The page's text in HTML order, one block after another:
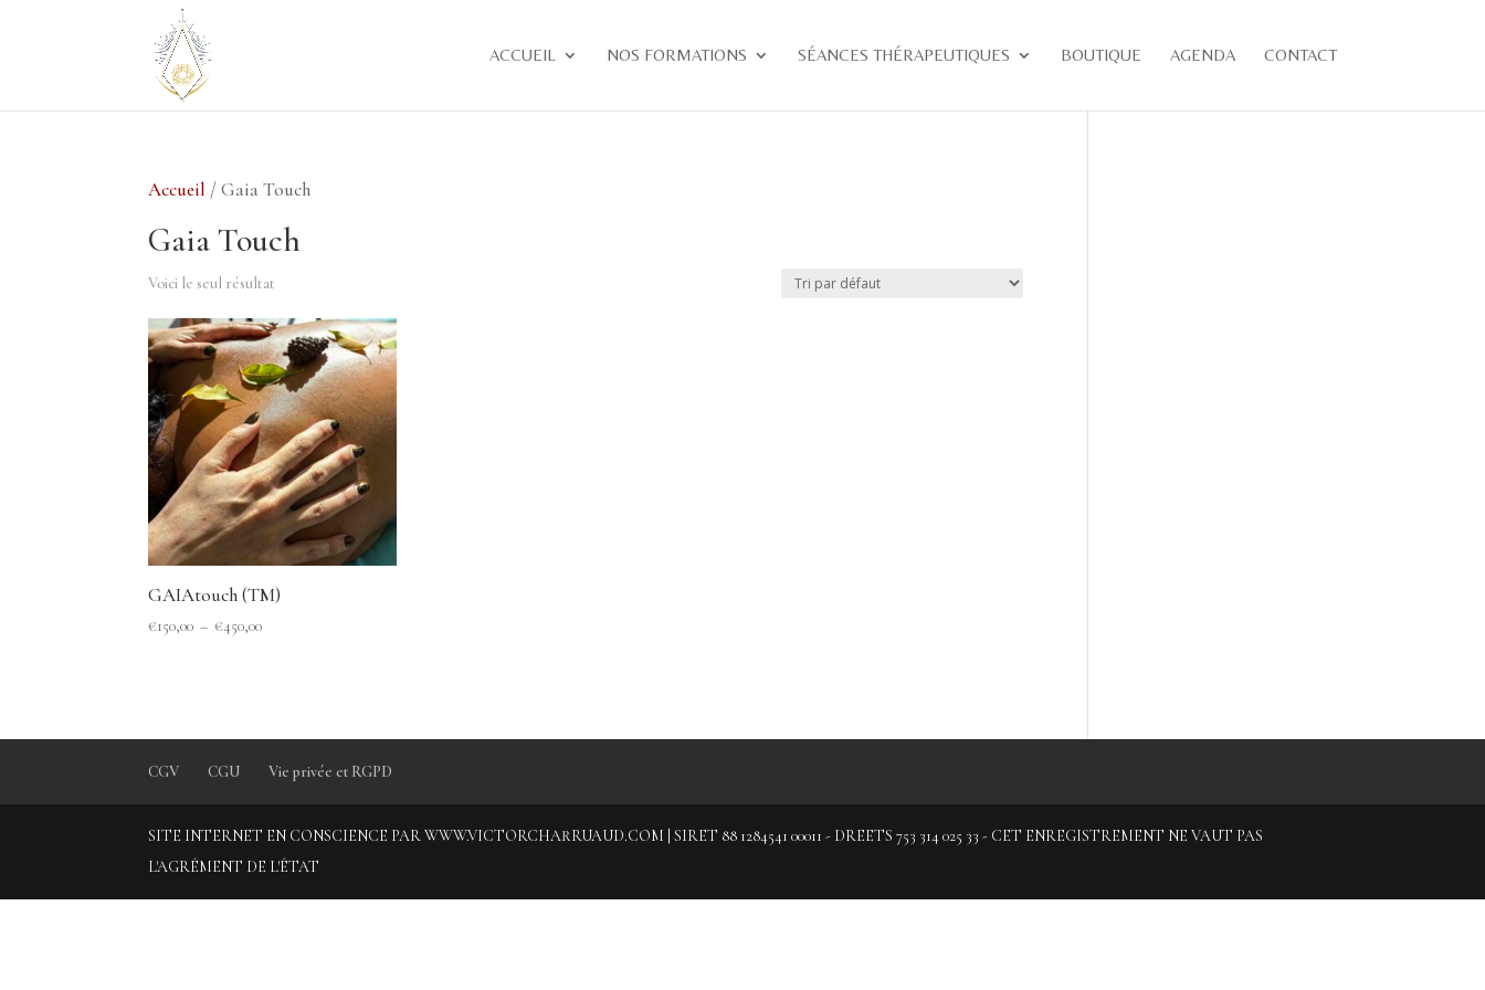
ACCUEIL NOS FORMATIONS SÉANCES THÉRAPEUTIQUES BOUTIQUE AGENDA CONTACT
Accueil / Gaia Touch
Gaia Touch
Voici le seul résultat
GAIAtouch (TM)
€150,00 – €450,00Plage
CGV
CGU Vie privée et RGPD
SITE INTERNET EN CONSCIENCE PAR WWW.VICTORCHARRUAUD.COM | SIRET 88 1284541 00011 - DREETS 753 314 025 33 - CET ENREGISTREMENT NE VAUT PAS
L'AGRÉMENT DE L'ÉTAT